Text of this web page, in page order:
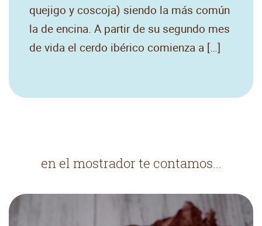
quejigo y coscoja) siendo la más común
la de encina. A partir de su segundo mes
de vida el cerdo ibérico comienza a […]
en el mostrador te contamos...